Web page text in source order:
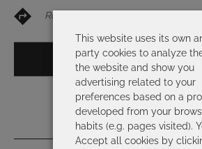
Routebeschrijving
BEKIJK OP DE KAART
This website uses its own
party cookies to analyze
the website and show you
advertising related to your
preferences based on a
developed from your
habits (e.g. pages visited).
Accept all cookies by